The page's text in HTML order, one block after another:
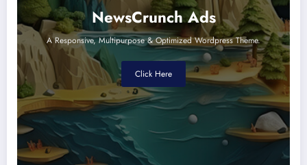
NewsCrunch Ads
A Responsive, Multipurpose & Optimized Wordpress Theme.
Click Here